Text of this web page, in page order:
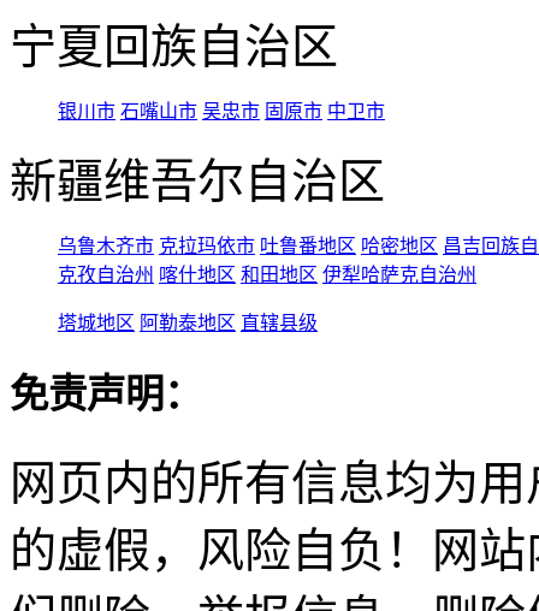
宁夏回族自治区
银川市 石嘴山市 吴忠市 固原市 中卫市
新疆维吾尔自治区
乌鲁木齐市 克拉玛依市 吐鲁番地区 哈密地区 昌吉回族
克孜自治州 喀什地区 和田地区 伊犁哈萨克自治州
塔城地区 阿勒泰地区 直辖县级
免责声明：
网页内的所有信息均为
的虚假，风险自负！网